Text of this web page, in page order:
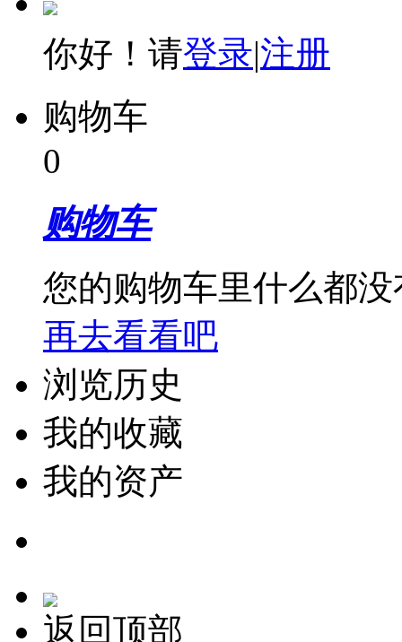
你好！请登录|注册
购物车
0
购物车
您的购物车里什么都没
再去看看吧
浏览历史
我的收藏
我的资产
返回顶部